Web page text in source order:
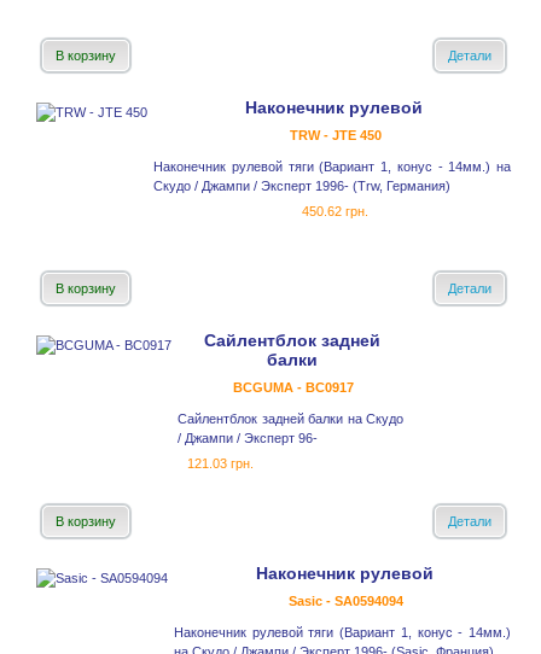
В корзину Детали
Наконечник рулевой
TRW - JTE 450
Наконечник рулевой тяги (Вариант 1, конус - 14мм.) на
Скудо / Джампи / Эксперт 1996- (Trw, Германия)
450.62 грн.
В корзину Детали
Сайлентблок задней
балки
BCGUMA - BC0917
Сайлентблок задней балки на Скудо
/ Джампи / Эксперт 96-
121.03 грн.
В корзину Детали
Наконечник рулевой
Sasic - SA0594094
Наконечник рулевой тяги (Вариант 1, конус - 14мм.)